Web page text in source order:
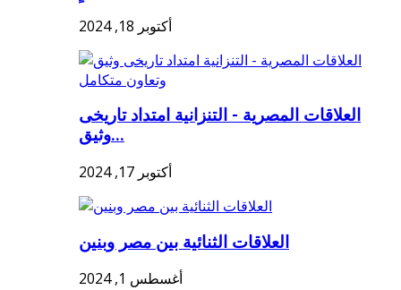
أكتوبر 18, 2024
العلاقات المصرية - التنزانية امتداد تاريخى
وثيق...
أكتوبر 17, 2024
العلاقات الثنائية بين مصر وبنين
أغسطس 1, 2024